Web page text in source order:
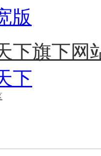
版
下旗下网
下